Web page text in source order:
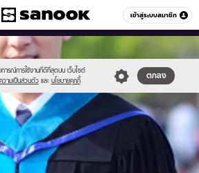
เข้าสู่ระบบสมาชิก
หมวดอื่นๆ
การณ์การใช้งานที่ดีที่สุดบน เว็บไซต์
วามเป็นส่วนตัว และ นโยบายคุกกี้
ตกลง
logo-
1865298/645809-